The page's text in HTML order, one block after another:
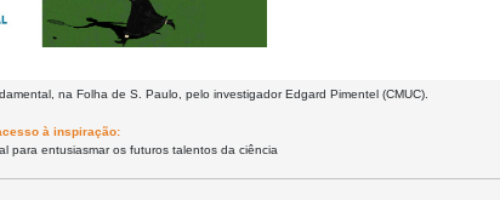
na Folha de S. Paulo, pelo investigador Edgard Pimentel (CMUC).
à inspiração:
para entusiasmar os futuros talentos da ciência